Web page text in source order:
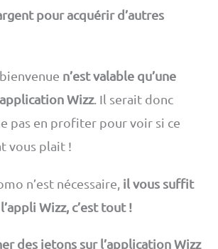
pour acquérir d’autres
n’est valable qu’une
Wizz. Il serait donc
pas en profiter pour voir si ce
vous plait !
n’est nécessaire, il vous suffit
Wizz, c’est tout !
des jetons sur l’application Wizz